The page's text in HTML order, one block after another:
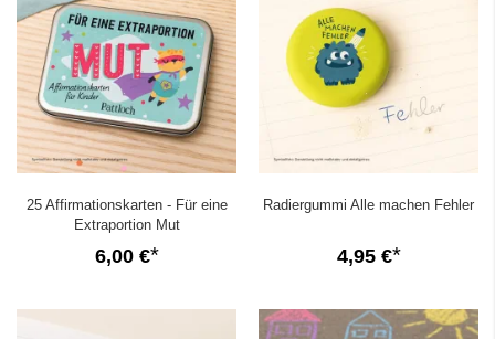
25 Affirmationskarten - Für eine
Extraportion Mut
6,00 €
Radiergummi Alle machen Fehler
4,95 €